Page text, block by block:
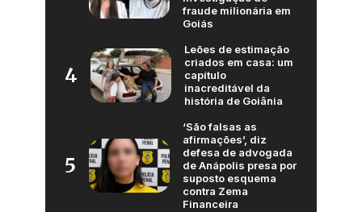
fraude milionária em
Goiás
4
Leões de estimação
criados em casa: um
capítulo
inacreditável da
história de Goiânia
5
‘São falsas as
afirmações’, diz
defesa de advogada
de Anápolis presa por
suposto esquema
contra Zema
Financeira